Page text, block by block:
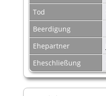
Tod
Beerdigung
Ehepartner
Eheschließung